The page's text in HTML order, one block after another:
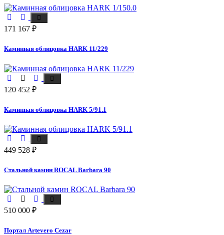
171 167 ₽
Каминная облицовка HARK 11/229
120 452 ₽
Каминная облицовка HARK 5/91.1
449 528 ₽
Стальной камин ROCAL Barbara 90
510 000 ₽
Портал Artevero Cezar